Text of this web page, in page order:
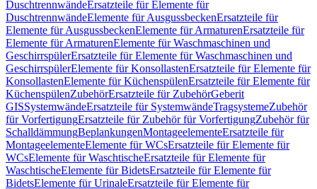
DuschtrennwändeErsatzteile für Elemente für
DuschtrennwändeElemente für AusgussbeckenErsatzteile für
Elemente für AusgussbeckenElemente für ArmaturenErsatzteile für
Elemente für ArmaturenElemente für Waschmaschinen und
GeschirrspülerErsatzteile für Elemente für Waschmaschinen und
GeschirrspülerElemente für KonsollastenErsatzteile für Elemente für
KonsollastenElemente für KüchenspülenErsatzteile für Elemente für
KüchenspülenZubehörErsatzteile für ZubehörGeberit
GISSystemwändeErsatzteile für SystemwändeTragsystemeZubehör
für VorfertigungErsatzteile für Zubehör für VorfertigungZubehör für
SchalldämmungBeplankungenMontageelementeErsatzteile für
MontageelementeElemente für WCsErsatzteile für Elemente für
WCsElemente für WaschtischeErsatzteile für Elemente für
WaschtischeElemente für BidetsErsatzteile für Elemente für
BidetsElemente für UrinaleErsatzteile für Elemente für